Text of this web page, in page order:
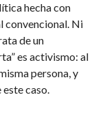
hecha con
convencional. Ni
de un
es activismo: al
persona, y
caso.